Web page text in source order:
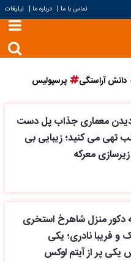
تماس با ما | درباره ما | تبلیغات
دانش آراستگی پرسپولیس
دیدن معماری جذاب پل دست
تهی می کنید؛ زیبایی بی
معرکه
دکور منزل شاهرخ استخری
و فریبا نادری؛ یکی
یکی پر از آیتم لوکس